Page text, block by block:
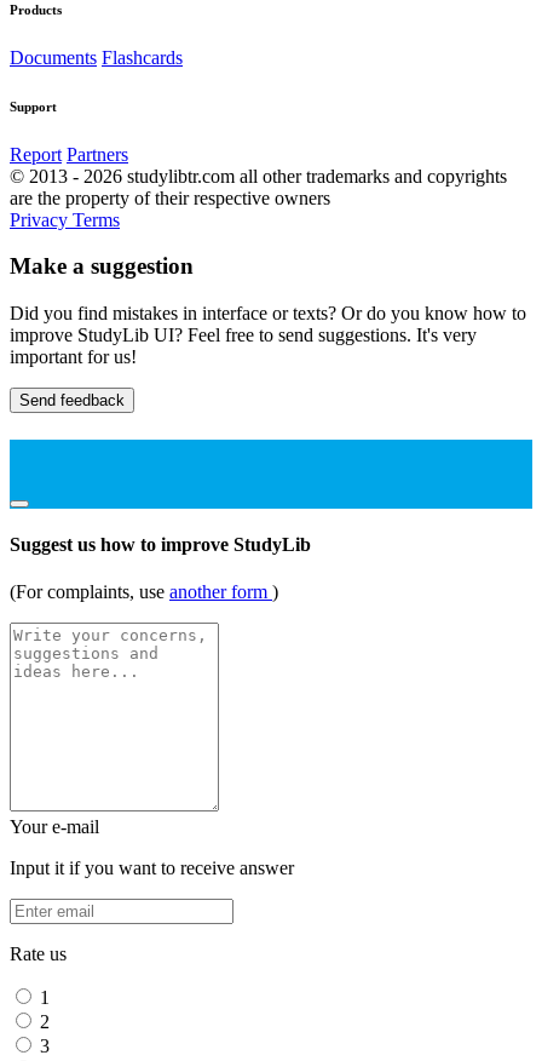
Products
Documents Flashcards
Support
Report Partners
© 2013 - 2026 studylibtr.com all other trademarks and copyrights
are the property of their respective owners
Privacy Terms
Make a suggestion
Did you find mistakes in interface or texts? Or do you know how to
improve StudyLib UI? Feel free to send suggestions. It's very
important for us!
Send feedback
Suggest us how to improve StudyLib
(For complaints, use another form )
Your e-mail
Input it if you want to receive answer
Rate us
1
2
3